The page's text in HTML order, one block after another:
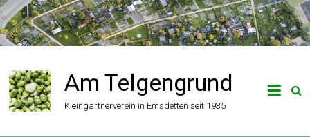
Zum
Inhalt
springen
Am Telgengrund
Kleingärtnerverein in Emsdetten seit 1935